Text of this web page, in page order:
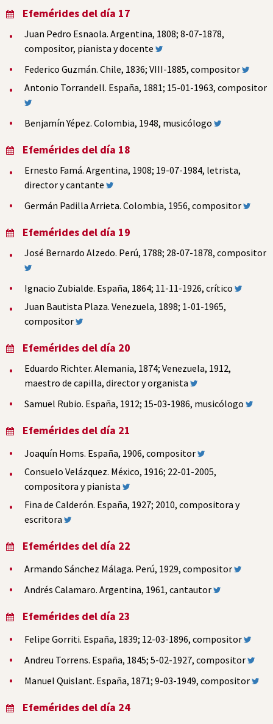
Efemérides del día 17
Juan Pedro Esnaola. Argentina, 1808; 8-07-1878,
compositor, pianista y docente
Federico Guzmán. Chile, 1836; VIII-1885, compositor
Antonio Torrandell. España, 1881; 15-01-1963, compositor
Benjamín Yépez. Colombia, 1948, musicólogo
Efemérides del día 18
Ernesto Famá. Argentina, 1908; 19-07-1984, letrista,
director y cantante
Germán Padilla Arrieta. Colombia, 1956, compositor
Efemérides del día 19
José Bernardo Alzedo. Perú, 1788; 28-07-1878, compositor
Ignacio Zubialde. España, 1864; 11-11-1926, crítico
Juan Bautista Plaza. Venezuela, 1898; 1-01-1965,
compositor
Efemérides del día 20
Eduardo Richter. Alemania, 1874; Venezuela, 1912,
maestro de capilla, director y organista
Samuel Rubio. España, 1912; 15-03-1986, musicólogo
Efemérides del día 21
Joaquín Homs. España, 1906, compositor
Consuelo Velázquez. México, 1916; 22-01-2005,
compositora y pianista
Fina de Calderón. España, 1927; 2010, compositora y
escritora
Efemérides del día 22
Armando Sánchez Málaga. Perú, 1929, compositor
Andrés Calamaro. Argentina, 1961, cantautor
Efemérides del día 23
Felipe Gorriti. España, 1839; 12-03-1896, compositor
Andreu Torrens. España, 1845; 5-02-1927, compositor
Manuel Quislant. España, 1871; 9-03-1949, compositor
Efemérides del día 24